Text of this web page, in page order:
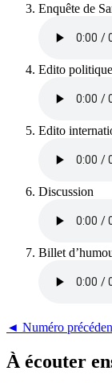
Enquête de
Edito
Edito
Discussion
Billet
◄ Numéro
À écouter